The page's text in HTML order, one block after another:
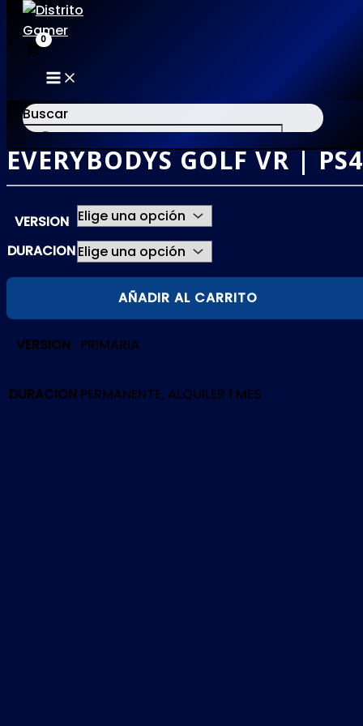
al
contenido
MAIN
MENU
Buscar
×
EVERYBODYS GOLF VR | PS4
VERSION
DURACION
EVERYBODYS
cantidad
AÑADIR AL CARRITO
VERSION PRIMARIA
DURACION PERMANENTE, ALQUILER 1 MES